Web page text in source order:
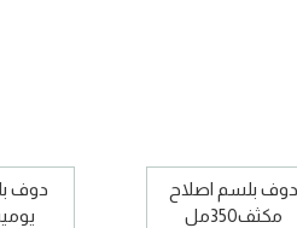
دوف بلسم اصلاح
مكثف350مل
دوف